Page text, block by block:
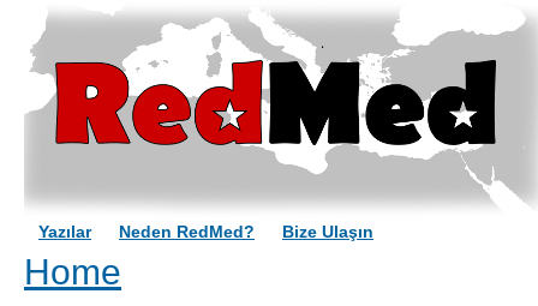
Yazılar Neden RedMed? Bize Ulaşın
You are here
Home